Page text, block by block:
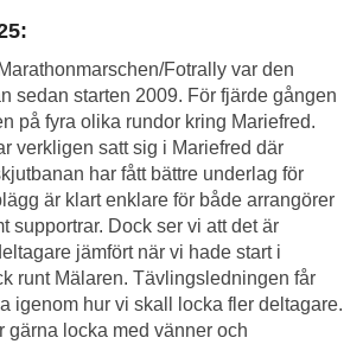
Fotrally var den
sedan starten 2009. För fjärde gången
på fyra olika rundor kring Mariefred.
verkligen satt sig i Mariefred där
har fått bättre underlag för
är klart enklare för både arrangörer
supportrar. Dock ser vi att det är
jämfört när vi hade start i
runt Mälaren. Tävlingsledningen får
igenom hur vi skall locka fler deltagare.
gärna locka med vänner och